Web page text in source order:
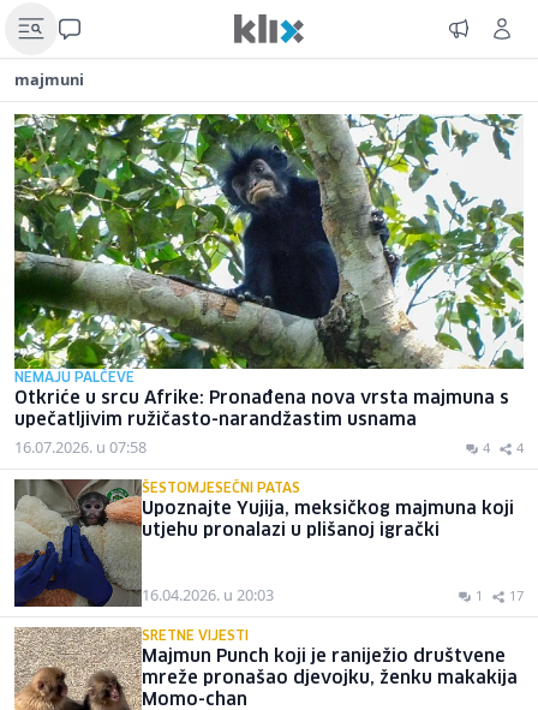
majmuni
NEMAJU PALČEVE
Otkriće u srcu Afrike: Pronađena nova vrsta majmuna s
upečatljivim ružičasto-narandžastim usnama
16.07.2026. u 07:58 4 4
ŠESTOMJESEČNI PATAS
Upoznajte Yujija, meksičkog majmuna koji
utjehu pronalazi u plišanoj igrački
16.04.2026. u 20:03 1 17
SRETNE VIJESTI
Majmun Punch koji je raniježio društvene
mreže pronašao djevojku, ženku makakija
Momo-chan